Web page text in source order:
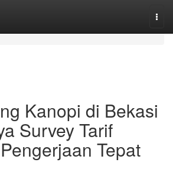
Kanopi di Bekasi
Survey Tarif
Tepat